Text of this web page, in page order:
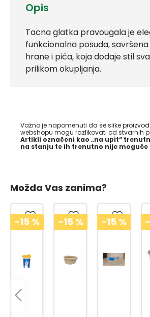
Opis
Tacna glatka pravougala je
funkcionalna posuda,
hrane i pića, koja dodaje stil
prilikom okupljanja.
Važno je napomenuti da se slike
webshopu mogu razlikovati od stvarnih
Artikli označeni kao „na upit“
na stanju te ih trenutno nije
Možda Vas zanima?
-15 % -15 % -10 %